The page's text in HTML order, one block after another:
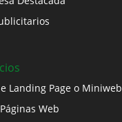
Landing Page o Miniweb
Web